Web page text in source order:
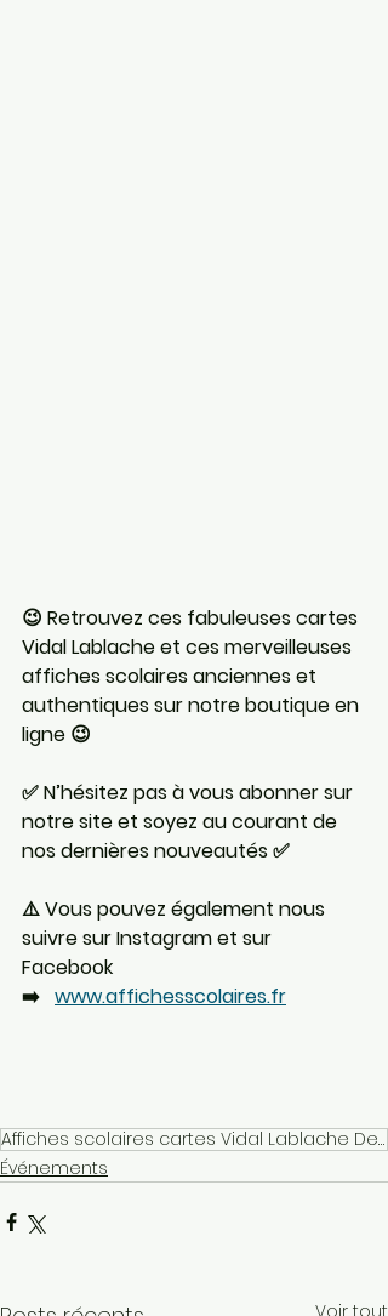
😉 Retrouvez ces fabuleuses cartes
Vidal Lablache et ces merveilleuses
affiches scolaires anciennes et
authentiques sur notre boutique en
ligne 😉
✅ N’hésitez pas à vous abonner sur
notre site et soyez au courant de
nos dernières nouveautés ✅
⚠️ Vous pouvez également nous
suivre sur Instagram et sur
Facebook
➡️ www.affichesscolaires.fr
Affiches scolaires cartes Vidal Lablache Deyrolle carte scolaire vintage Hatier Rossignol Mdi
Événements
Voir tout